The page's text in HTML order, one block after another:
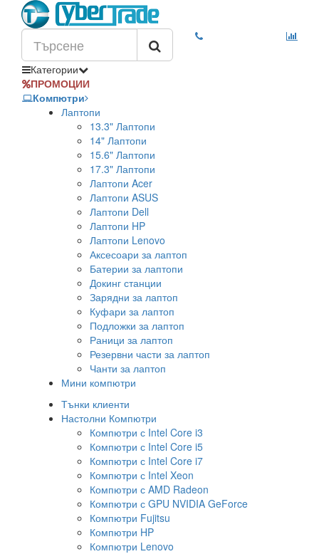
Категории
ПРОМОЦИИ
Компютри
Лаптопи
13.3" Лаптопи
14" Лаптопи
15.6" Лаптопи
17.3" Лаптопи
Лаптопи Acer
Лаптопи ASUS
Лаптопи Dell
Лаптопи HP
Лаптопи Lenovo
Аксесоари за лаптоп
Батерии за лаптопи
Докинг станции
Зарядни за лаптоп
Куфари за лаптоп
Подложки за лаптоп
Раници за лаптоп
Резервни части за лаптоп
Чанти за лаптоп
Мини компютри
Тънки клиенти
Настолни Компютри
Компютри с Intel Core i3
Компютри с Intel Core i5
Компютри с Intel Core i7
Компютри с Intel Xeon
Компютри с AMD Radeon
Компютри с GPU NVIDIA GeForce
Компютри Fujitsu
Компютри HP
Компютри Lenovo